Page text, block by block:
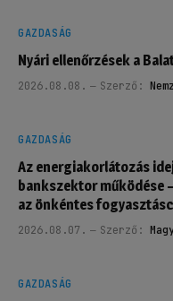
GAZDASÁG
Nyári ellenőrzések a
2026.08.08. Szerző:
GAZDASÁG
Az energiakorlátozás
bankszektor működése
az önkéntes
2026.08.07. Szerző:
GAZDASÁG